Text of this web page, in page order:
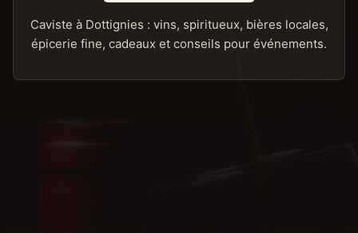
Caviste à Dottignies : vins, spiritueux, bières locales,
épicerie fine, cadeaux et conseils pour événements.